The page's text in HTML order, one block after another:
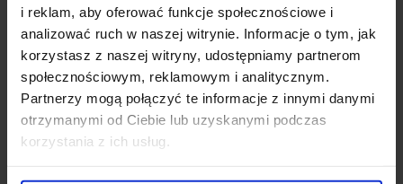
i reklam, aby oferować funkcje społecznościowe i
analizować ruch w naszej witrynie. Informacje o tym, jak
korzystasz z naszej witryny, udostępniamy partnerom
społecznościowym, reklamowym i analitycznym.
Partnerzy mogą połączyć te informacje z innymi danymi
otrzymanymi od Ciebie lub uzyskanymi podczas
korzystania z ich usług.
OPINIE O PRODUKCIE: POSZETKA
COTONE C1 BIAŁA
Weryfikacja pochodzenia opinii nie jest dokonywana.